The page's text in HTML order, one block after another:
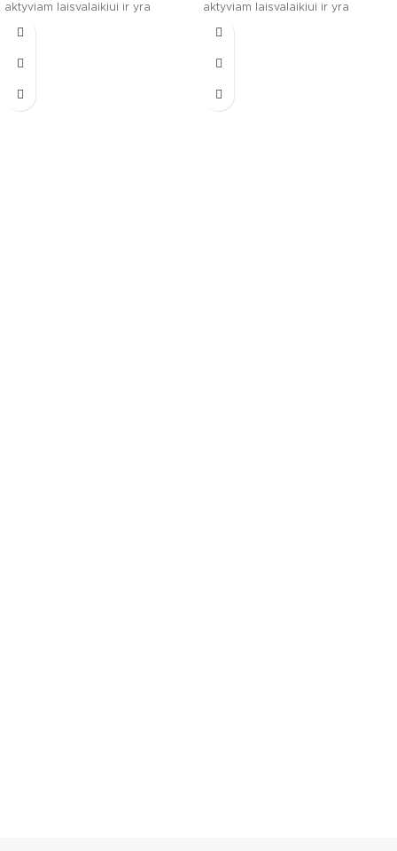
aktyviam laisvalaikiui ir yra
pritaikyti įvairioms
aktyviam laisvalaikiui ir yra
pritaikyti įvairioms